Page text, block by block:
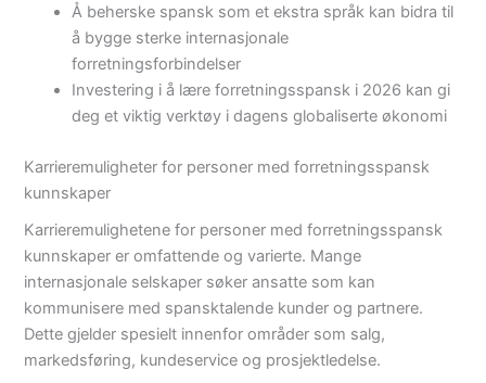
Å beherske spansk som et ekstra språk kan bidra til
å bygge sterke internasjonale
forretningsforbindelser
Investering i å lære forretningsspansk i 2026 kan gi
deg et viktig verktøy i dagens globaliserte økonomi
Karrieremuligheter for personer med forretningsspansk
kunnskaper
Karrieremulighetene for personer med forretningsspansk
kunnskaper er omfattende og varierte. Mange
internasjonale selskaper søker ansatte som kan
kommunisere med spansktalende kunder og partnere.
Dette gjelder spesielt innenfor områder som salg,
markedsføring, kundeservice og prosjektledelse.